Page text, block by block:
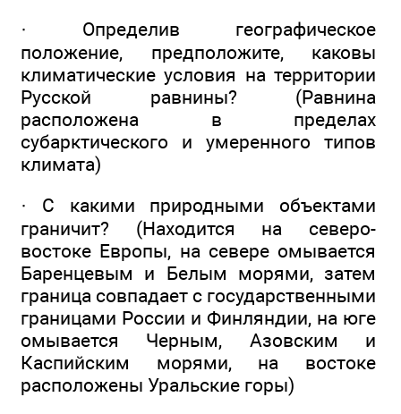
· Определив географическое
положение, предположите, каковы
климатические условия на территории
Русской равнины? (Равнина
расположена в пределах
субарктического и умеренного типов
климата)
· С какими природными объектами
граничит? (Находится на северо-
востоке Европы, на севере омывается
Баренцевым и Белым морями, затем
граница совпадает с государственными
границами России и Финляндии, на юге
омывается Черным, Азовским и
Каспийским морями, на востоке
расположены Уральские горы)